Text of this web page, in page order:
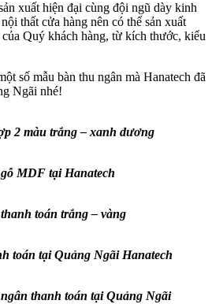
xuất hiện đại cùng đội ngũ dày kinh
thất cửa hàng nên có thể sản xuất
Quý khách hàng, từ kích thước, kiểu
số mẫu bàn thu ngân mà Hanatech đã
Ngãi nhé!
2 màu trắng – xanh dương
MDF tại Hanatech
toán trắng – vàng
toán tại Quảng Ngãi Hanatech
thanh toán tại Quảng Ngãi